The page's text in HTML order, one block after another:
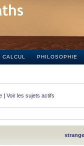
CALCUL PHILOSOPHIE
| Voir les sujets actifs